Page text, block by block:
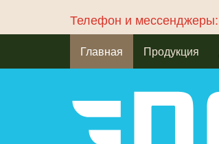
Телефон и мессенджеры:
Главная Продукция